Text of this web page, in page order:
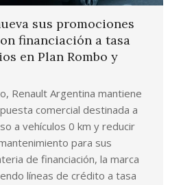
sus promociones
financiación a tasa
en Plan Rombo y
Renault Argentina mantiene
comercial destinada a
a vehículos 0 km y reducir
para sus
de financiación, la marca
líneas de crédito a tasa